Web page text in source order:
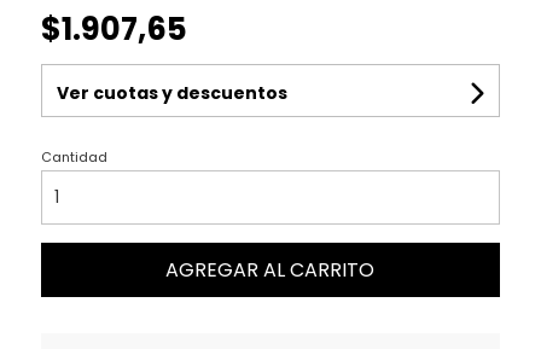
$1.907,65
Ver cuotas y descuentos
Cantidad
AGREGAR AL CARRITO